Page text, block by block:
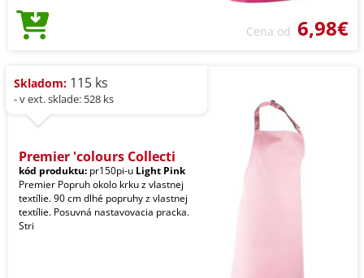
Cena od 6,98€
Skladom: 115 ks
- v ext. sklade: 528 ks
Premier 'colours Collecti
kód produktu: pr150pi-u Light Pink
Premier Popruh okolo krku z vlastnej
textílie. 90 cm dlhé popruhy z vlastnej
textílie. Posuvná nastavovacia pracka.
Stri